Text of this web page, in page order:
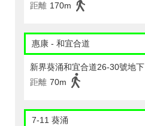
距離 170m
惠康 - 和宜合道
新界葵涌和宜合道26-30號地下
距離 70m
7-11 葵涌